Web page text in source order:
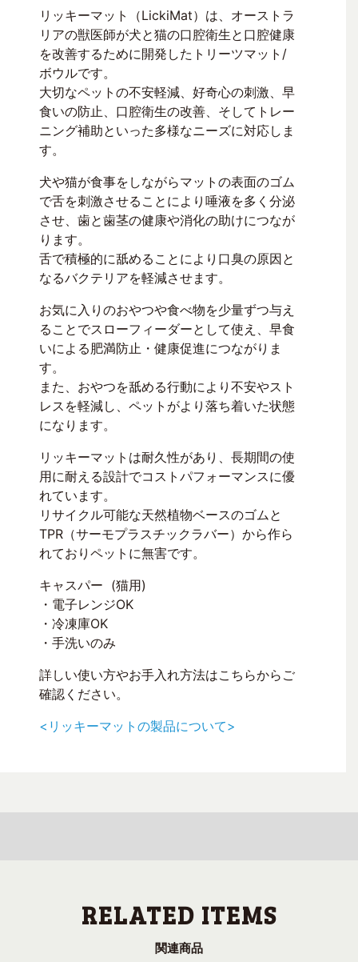
リッキーマット（LickiMat）は、オーストラ
リアの獣医師が犬と猫の口腔衛生と口腔健康
を改善するために開発したトリーツマット/
ボウルです。
大切なペットの不安軽減、好奇心の刺激、早
食いの防止、口腔衛生の改善、そしてトレー
ニング補助といった多様なニーズに対応しま
す。
犬や猫が食事をしながらマットの表面のゴム
で舌を刺激させることにより唾液を多く分泌
させ、歯と歯茎の健康や消化の助けにつなが
ります。
舌で積極的に舐めることにより口臭の原因と
なるバクテリアを軽減させます。
お気に入りのおやつや食べ物を少量ずつ与え
ることでスローフィーダーとして使え、早食
いによる肥満防止・健康促進につながりま
す。
また、おやつを舐める行動により不安やスト
レスを軽減し、ペットがより落ち着いた状態
になります。
リッキーマットは耐久性があり、長期間の使
用に耐える設計でコストパフォーマンスに優
れています。
リサイクル可能な天然植物ベースのゴムと
TPR（サーモプラスチックラバー）から作ら
れておりペットに無害です。
キャスパー (猫用)
・電子レンジOK
・冷凍庫OK
・手洗いのみ
詳しい使い方やお手入れ方法はこちらからご
確認ください。
<リッキーマットの製品について>
関連商品